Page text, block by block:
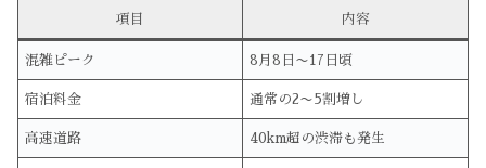
項目 内容
混雑ピーク 8月8日〜17日頃
宿泊料金 通常の2〜5割増し
高速道路 40km超の渋滞も発生